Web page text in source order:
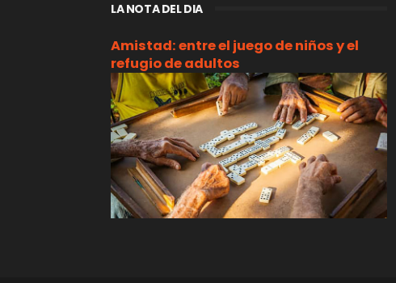
LA NOTA DEL DIA
Amistad: entre el juego de niños y el
refugio de adultos